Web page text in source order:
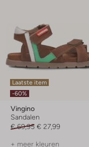
Laatste item
-60%
Vingino
Sandalen
€ 69,95 € 27,99
+ meer kleuren